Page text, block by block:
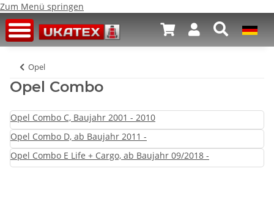
Zum Menü springen
Opel
Opel Combo
Opel Combo C, Baujahr 2001 - 2010
Opel Combo D, ab Baujahr 2011 -
Opel Combo E Life + Cargo, ab Baujahr 09/2018 -